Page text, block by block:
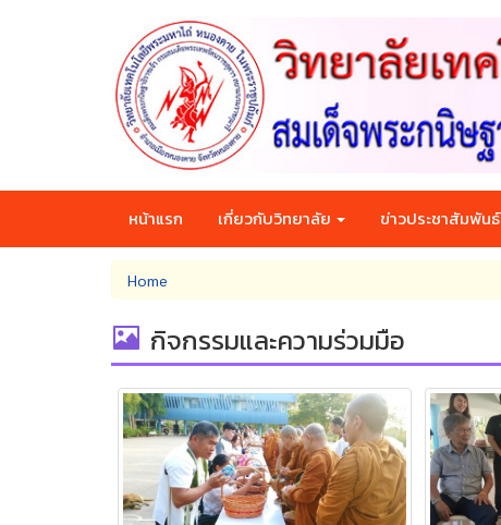
หน้าแรก เกี่ยวกับวิทยาลัย ข่าวประชาสัมพันธ์
You
are
here
Home
กิจกรรมและความร่วมมือ